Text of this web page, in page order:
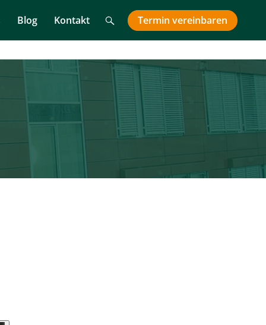
Blog Kontakt SucheTermin vereinbaren